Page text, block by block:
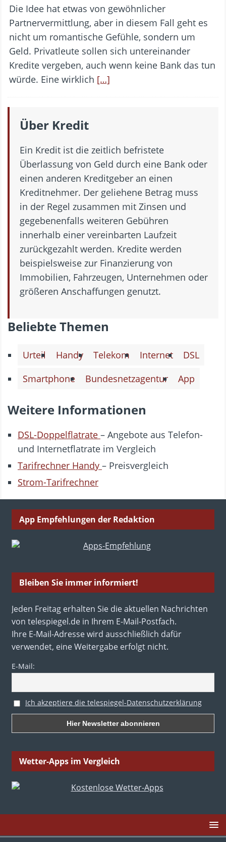
Die Idee hat etwas von gewöhnlicher
Partnervermittlung, aber in diesem Fall geht es
nicht um romantische Gefühle, sondern um
Geld. Privatleute sollen sich untereinander
Kredite vergeben, auch wenn keine Bank das tun
würde. Eine wirklich […]
Über Kredit
Ein Kredit ist die zeitlich befristete
Überlassung von Geld durch eine Bank oder
einen anderen Kreditgeber an einen
Kreditnehmer. Der geliehene Betrag muss
in der Regel zusammen mit Zinsen und
gegebenenfalls weiteren Gebühren
innerhalb einer vereinbarten Laufzeit
zurückgezahlt werden. Kredite werden
beispielsweise zur Finanzierung von
Immobilien, Fahrzeugen, Unternehmen oder
größeren Anschaffungen genutzt.
Beliebte Themen
Urteil Handy Telekom Internet
DSL
Smartphone
Bundesnetzagentur App
Weitere Informationen
DSL-Doppelflatrate – Angebote aus Telefon-
und Internetflatrate im Vergleich
Tarifrechner Handy – Preisvergleich
Strom-Tarifrechner
App Empfehlungen der Redaktion
Bleiben Sie immer informiert!
Jeden Freitag erhalten Sie die aktuellen Nachrichten
von telespiegel.de in Ihrem E-Mail-Postfach.
Ihre E-Mail-Adresse wird ausschließlich dafür
verwendet, eine Weitergabe erfolgt nicht.
E-Mail:
Ich akzeptiere die telespiegel-Datenschutzerklärung
Wetter-Apps im Vergleich